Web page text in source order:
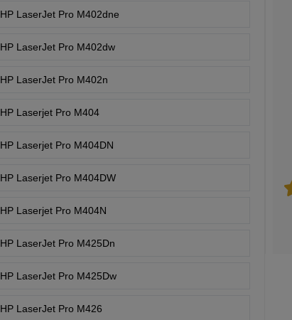
HP LaserJet Pro M402dne
HP LaserJet Pro M402dw
HP LaserJet Pro M402n
HP Laserjet Pro M404
HP Laserjet Pro M404DN
HP Laserjet Pro M404DW
HP Laserjet Pro M404N
HP LaserJet Pro M425Dn
HP LaserJet Pro M425Dw
HP LaserJet Pro M426